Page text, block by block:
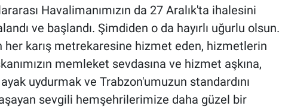
Havalimanımızın da 27 Aralık'ta ihalesini
ve başlandı. Şimdiden o da hayırlı uğurlu olsun.
her karış metrekaresine hizmet eden, hizmetlerin
memleket sevdasına ve hizmet aşkına,
uydurmak ve Trabzon'umuzun standardını
sevgili hemşehrilerimize daha güzel bir